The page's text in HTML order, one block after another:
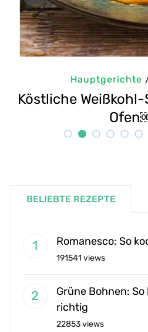
Steaks aus dem
BELIEBTE REZEPTE
Romanesco: So
191541 views
Grüne Bohnen:
richtig
22853 views